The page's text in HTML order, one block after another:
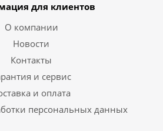
для клиентов
О компании
Новости
Контакты
и сервис
и оплата
персональных данных